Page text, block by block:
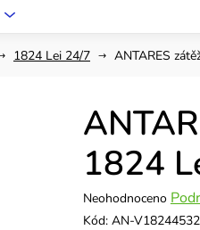
1824 Lei 24/7 ANTARES
1824
Průměrné
hodnocení
Neohodnoceno
Kód: AN-V18244532